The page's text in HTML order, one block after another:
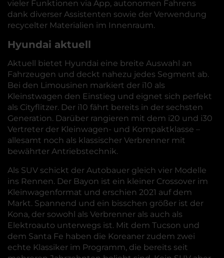
vieler Funktionen via App, autonomen Fahrens
dank diverser Assistenten sowie der Verwendung
recycelter Materialien im Innenraum.
Hyundai aktuell
Aktuell bietet Hyundai eine breite Auswahl an
Fahrzeugen und deckt nahezu jedes Segment ab.
Bei den Limousinen markiert der i10 als
Kleinstwagen den Einstieg und eignet sich perfekt
als Cityflitzer. Der i10 fährt bereits in der sechsten
Generation. Darüber rangieren mit dem i20 und i30
Vertreter der Kleinwagen- und Kompaktklasse –
allesamt noch als klassischer Verbrenner mit
bewährter Antriebstechnik.
Als SUV schickt der Autobauer gleich vier Modelle
ins Rennen. Der Bayon ist ein kleiner Crossover im
Kleinwagenformat und erschien 2021 auf dem
Markt. Spannend und ein bisschen größer ist der
Kona, der sowohl als Verbrenner als auch als
Elektroauto unterwegs ist. Mit dem Tucson und
dem Santa Fe haben die Koreaner zudem zwei
echte Klassiker im Programm, die bereits seit